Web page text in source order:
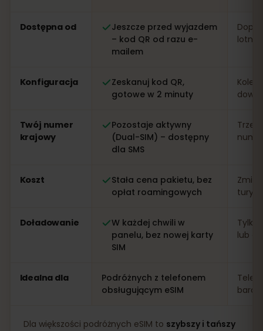
Dostępna od
Jeszcze przed wyjazdem
– kod QR od razu e-
mailem
Konfiguracja
Zeskanuj kod QR,
gotowe w 2 minuty
Twój numer
krajowy
Pozostaje aktywny
(Dual-SIM) – dostępny
dla SMS
Koszt
Stała cena pakietu, bez
opłat roamingowych
Doładowanie
W każdej chwili w
panelu, bez nowej karty
SIM
Tylko
lub
Idealna dla
Podróżnych z telefonem
obsługującym eSIM
Dla większości podróżnych eSIM to szybszy i tańszy